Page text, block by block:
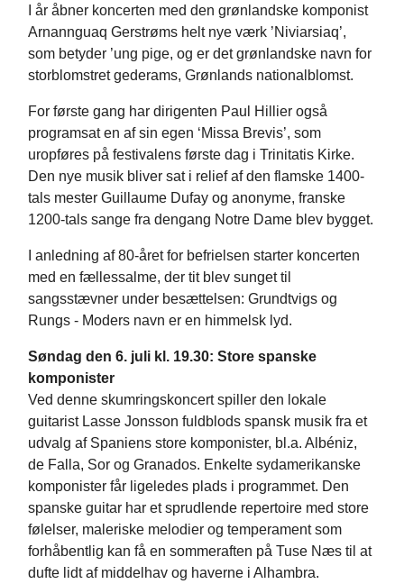
I år åbner koncerten med den grønlandske komponist
Arnannguaq Gerstrøms helt nye værk ’Niviarsiaq’,
som betyder ’ung pige, og er det grønlandske navn for
storblomstret gederams, Grønlands nationalblomst.
For første gang har dirigenten Paul Hillier også
programsat en af sin egen ‘Missa Brevis’, som
uropføres på festivalens første dag i Trinitatis Kirke.
Den nye musik bliver sat i relief af den flamske 1400-
tals mester Guillaume Dufay og anonyme, franske
1200-tals sange fra dengang Notre Dame blev bygget.
I anledning af 80-året for befrielsen starter koncerten
med en fællessalme, der tit blev sunget til
sangsstævner under besættelsen: Grundtvigs og
Rungs - Moders navn er en himmelsk lyd.
Søndag den 6. juli kl. 19.30: Store spanske
komponister
Ved denne skumringskoncert spiller den lokale
guitarist Lasse Jonsson fuldblods spansk musik fra et
udvalg af Spaniens store komponister, bl.a. Albéniz,
de Falla, Sor og Granados. Enkelte sydamerikanske
komponister får ligeledes plads i programmet. Den
spanske guitar har et sprudlende repertoire med store
følelser, maleriske melodier og temperament som
forhåbentlig kan få en sommeraften på Tuse Næs til at
dufte lidt af middelhav og haverne i Alhambra.